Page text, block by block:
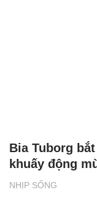
NHỊP SỐNG
Bia Tuborg
khuấy động